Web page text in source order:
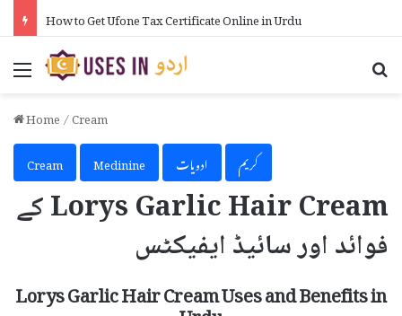
How to Get Ufone Tax Certificate Online in Urdu
Menu
Home/Cream
Cream
Medinine ادویات کریم
Lorys Garlic Hair Cream کے
فوائد اور سائیڈ ایفیکٹس
Lorys Garlic Hair Cream Uses and Benefits in